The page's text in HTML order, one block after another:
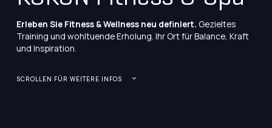
Erleben Sie Fitness & Wellness neu definiert. Gezieltes
Training und wohltuende Erholung. Ihr Ort für Balance, Kraft
und Inspiration.
SCROLLEN FÜR WEITERE INFOS